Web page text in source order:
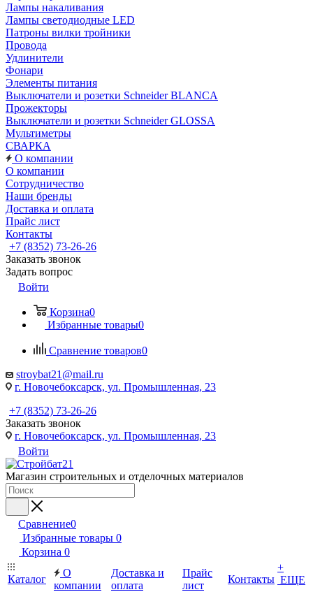
Лампы накаливания
Лампы светодиодные LED
Патроны вилки тройники
Провода
Удлинители
Фонари
Элементы питания
Выключатели и розетки Schneider BLANCA
Прожекторы
Выключатели и розетки Schneider GLOSSA
Мультиметры
СВАРКА
О компании
О компании
Сотрудничество
Наши бренды
Доставка и оплата
Прайс лист
Контакты
+7 (8352) 73-26-26
Заказать звонок
Задать вопрос
Войти
Корзина0
Избранные товары0
Сравнение товаров0
stroybat21@mail.ru
г. Новочебоксарск, ул. Промышленная, 23
+7 (8352) 73-26-26
Заказать звонок
г. Новочебоксарск, ул. Промышленная, 23
Войти
Магазин строительных и отделочных материалов
Сравнение0
Избранные товары 0
Корзина 0
Каталог
О
компании
Доставка и
оплата
Прайс
лист
Контакты
+
ЕЩЕ